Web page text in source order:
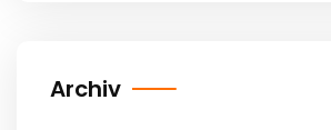
ArchivArchiv